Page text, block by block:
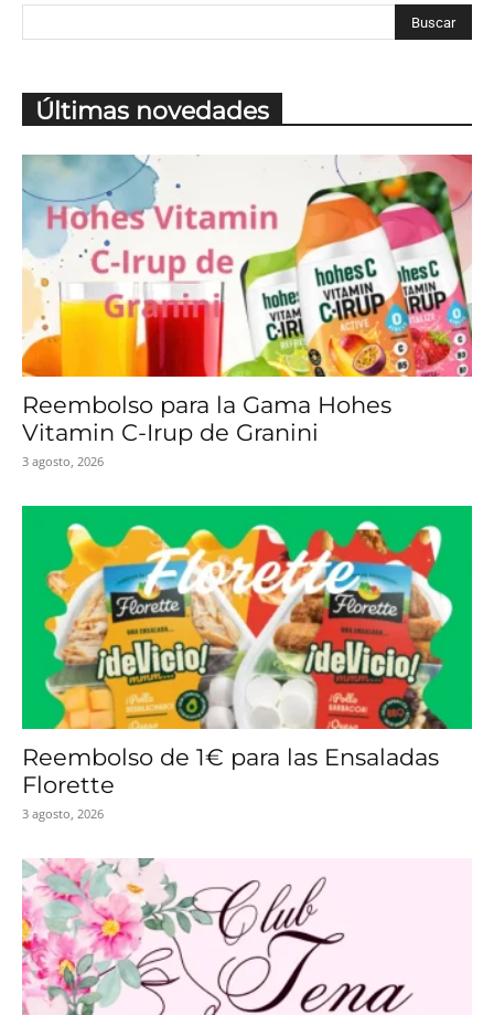
Últimas novedades
Reembolso para la Gama Hohes
Vitamin C-Irup de Granini
3 agosto, 2026
Reembolso de 1€ para las Ensaladas
Florette
3 agosto, 2026